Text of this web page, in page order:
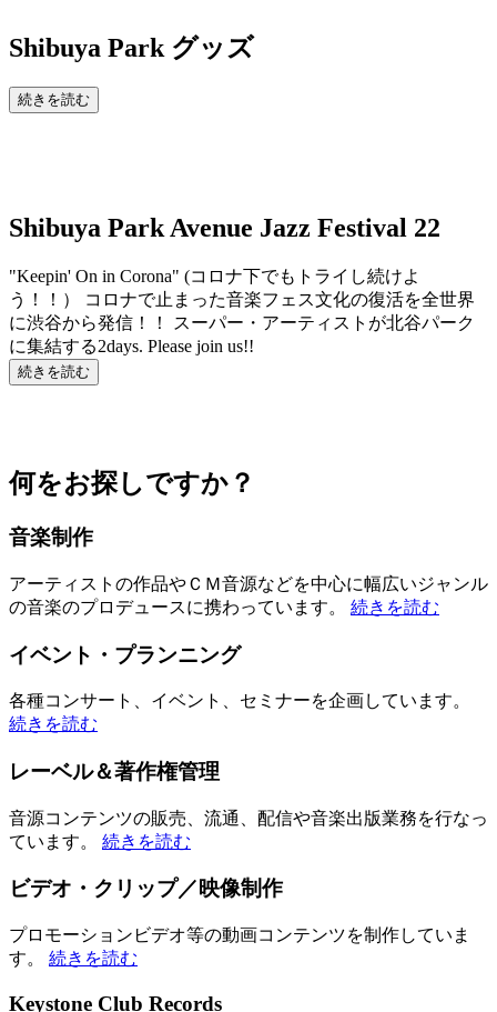
Shibuya Park グッズ
続きを読む
Shibuya Park Avenue Jazz Festival 22
"Keepin' On in Corona" (コロナ下でもトライし続けよ
う！！） コロナで止まった音楽フェス文化の復活を全世界
に渋谷から発信！！ スーパー・アーティストが北谷パーク
に集結する2days. Please join us!!
続きを読む
何をお探しですか？
音楽制作
アーティストの作品やＣＭ音源などを中心に幅広いジャンル
の音楽のプロデュースに携わっています。 続きを読む
イベント・プランニング
各種コンサート、イベント、セミナーを企画しています。
続きを読む
レーベル＆著作権管理
音源コンテンツの販売、流通、配信や音楽出版業務を行なっ
ています。 続きを読む
ビデオ・クリップ／映像制作
プロモーションビデオ等の動画コンテンツを制作していま
す。 続きを読む
Keystone Club Records